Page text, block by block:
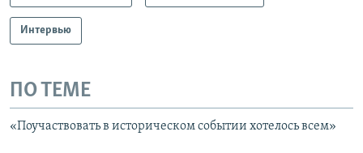
Интервью
ПО ТЕМЕ
«Поучаствовать в историческом событии хотелось всем»